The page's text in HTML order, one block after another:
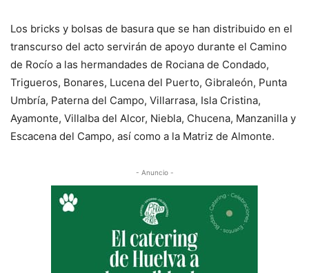
Los bricks y bolsas de basura que se han distribuido en el
transcurso del acto servirán de apoyo durante el Camino
de Rocío a las hermandades de Rociana de Condado,
Trigueros, Bonares, Lucena del Puerto, Gibraleón, Punta
Umbría, Paterna del Campo, Villarrasa, Isla Cristina,
Ayamonte, Villalba del Alcor, Niebla, Chucena, Manzanilla y
Escacena del Campo, así como a la Matriz de Almonte.
- Anuncio -